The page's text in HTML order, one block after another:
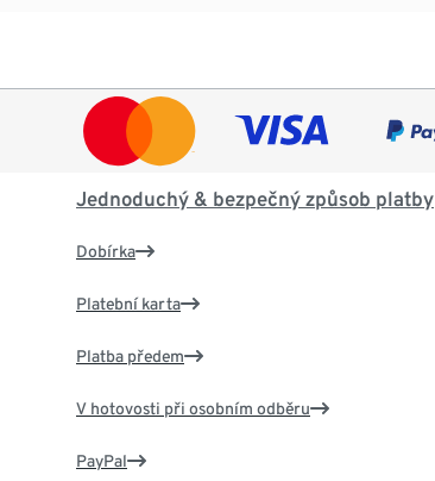
Jednoduchý & bezpečný způsob platby
Dobírka
Platební karta
Platba předem
V hotovosti při osobním odběru
PayPal